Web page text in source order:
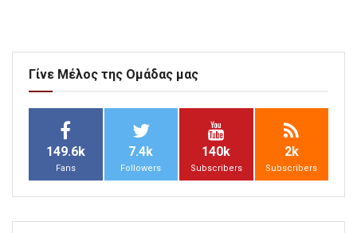
Γίνε Μέλος της Ομάδας μας
149.6k
Fans
7.4k
Followers
140k
Subscribers
2k
Subscribers